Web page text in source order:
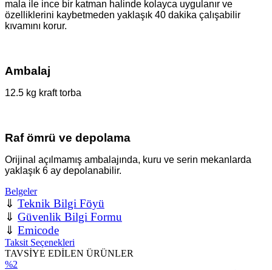
mala ile ince bir katman halinde kolayca uygulanır ve
özelliklerini kaybetmeden yaklaşık 40 dakika çalışabilir
kıvamını korur.
Ambalaj
12.5 kg kraft torba
Raf ömrü ve depolama
Orijinal açılmamış ambalajında, kuru ve serin mekanlarda
yaklaşık 6 ay depolanabilir.
Belgeler
⇓ Teknik Bilgi Föyü
⇓ Güvenlik Bilgi Formu
⇓ Emicode
Taksit Seçenekleri
TAVSİYE EDİLEN ÜRÜNLER
%2